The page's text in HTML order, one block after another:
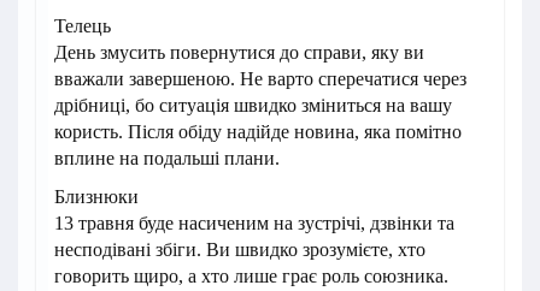
Телець
День змусить повернутися до справи, яку ви
вважали завершеною. Не варто сперечатися через
дрібниці, бо ситуація швидко зміниться на вашу
користь. Після обіду надійде новина, яка помітно
вплине на подальші плани.
Близнюки
13 травня буде насиченим на зустрічі, дзвінки та
несподівані збіги. Ви швидко зрозумієте, хто
говорить щиро, а хто лише грає роль союзника.